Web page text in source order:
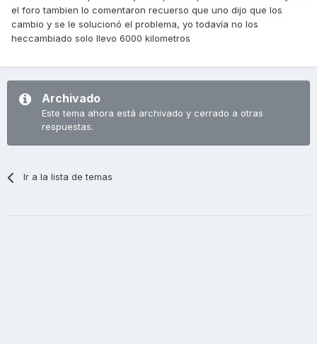
el foro tambien lo comentaron recuerso que uno dijo que los
cambio y se le solucionó el problema, yo todavía no los
heccambiado solo llevo 6000 kilometros
Archivado
Este tema ahora está archivado y cerrado a otras
respuestas.
Ir a la lista de temas